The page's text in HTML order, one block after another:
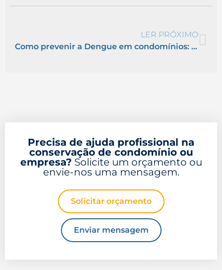
LER PRÓXIMO
Como prevenir a Dengue em condomínios: dicas e cuidados
Precisa de ajuda profissional na
conservação de condomínio ou
empresa? Solicite um orçamento ou
envie-nos uma mensagem.
Solicitar orçamento
Enviar mensagem